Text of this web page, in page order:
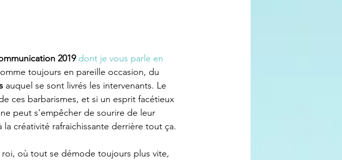
2019 dont je vous parle en
toujours en pareille occasion, du
auquel se sont livrés les intervenants. Le
ces barbarismes, et si un esprit facétieux
peut s'empêcher de sourire de leur
créativité rafraichissante derrière tout ça.
où tout se démode toujours plus vite,